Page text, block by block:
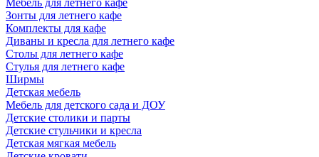
Мебель для летнего кафе
Зонты для летнего кафе
Комплекты для кафе
Диваны и кресла для летнего кафе
Столы для летнего кафе
Стулья для летнего кафе
Ширмы
Детская мебель
Мебель для детского сада и ДОУ
Детские столики и парты
Детские стульчики и кресла
Детская мягкая мебель